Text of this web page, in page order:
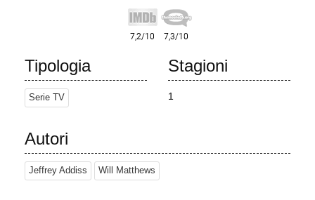
Tipologia
Serie TV
Stagioni
1
Autori
Jeffrey Addiss Will Matthews